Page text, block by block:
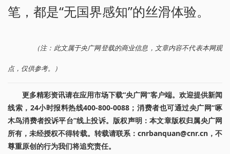
笔，都是“无国界感知”的丝滑体验。
（注：此文属于央广网登载的商业信息，文章内容不代表本网观
点，仅供参考。）
更多精彩资讯请在应用市场下载“央广网”客户端。欢迎提供新闻
线索，24小时报料热线400-800-0088；消费者也可通过央广网“啄
木鸟消费者投诉平台”线上投诉。版权声明：本文章版权归属央广网
所有，未经授权不得转载。转载请联系：cnrbanquan@cnr.cn，不
尊重原创的行为我们将追究责任。